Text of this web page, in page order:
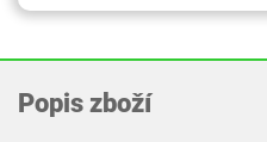
Popis zboží